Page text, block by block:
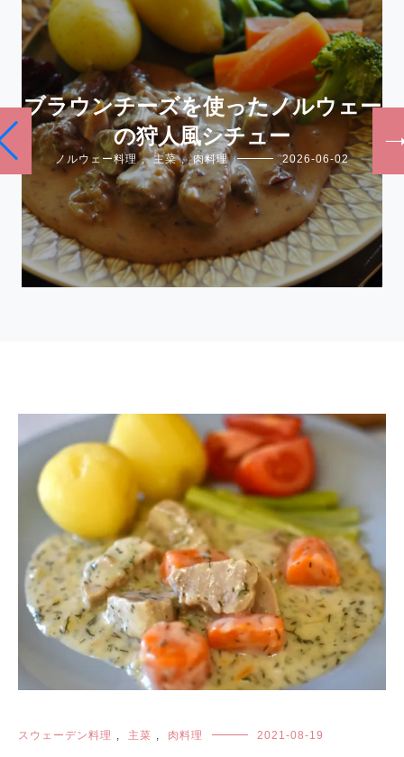
ブラウンチーズを使ったノルウェー
の狩人風シチュー
ノルウェー料理 , 主菜 , 肉料理 2026-06-02
スウェーデン料理 , 主菜 , 肉料理 2021-08-19